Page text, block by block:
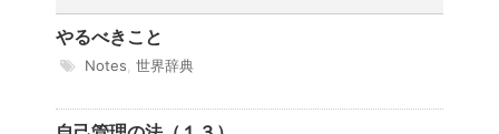
やるべきこと
Notes 世界辞典